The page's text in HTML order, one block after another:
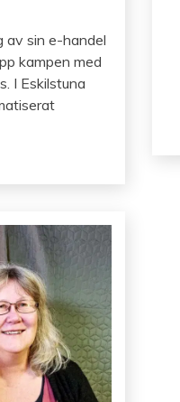
av sin e-handel
kampen med
I Eskilstuna